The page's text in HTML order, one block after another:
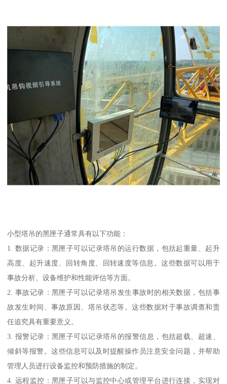
小型塔吊的黑匣子通常具有以下功能：
1. 数据记录：黑匣子可以记录塔吊的运行数据，包括起重量、起升
高度、起升速度、回转角度、回转速度等信息。这些数据可以用于
事故分析、设备维护和性能评估等方面。
2. 事故记录：黑匣子可以记录塔吊发生事故时的相关数据，包括事
故发生时间、事故原因、塔吊状态等。这些数据对于事故调查和责
任追究具有重要意义。
3. 报警记录：黑匣子可以记录塔吊的报警信息，包括超载、超速、
倾斜等报警。这些信息可以及时提醒操作员注意安全问题，并帮助
管理人员进行设备监控和预防措施的制定。
4. 远程监控：黑匣子可以与监控中心或管理平台进行连接，实现对